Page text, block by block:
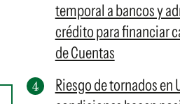
temporal a bancos y
crédito para financiar
de Cuentas
Riesgo de tornados en